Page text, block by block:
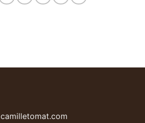
camilletomat.com